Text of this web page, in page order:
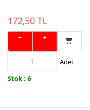
172,50 TL
− +
Adet
Stok : 6